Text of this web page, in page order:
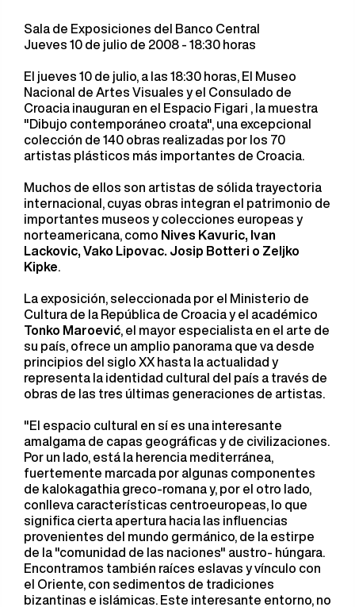
Sala de Exposiciones del Banco Central
Jueves 10 de julio de 2008 - 18:30 horas
El jueves 10 de julio, a las 18:30 horas, El Museo
Nacional de Artes Visuales y el Consulado de
Croacia inauguran en el Espacio Figari , la muestra
"Dibujo contemporáneo croata", una excepcional
colección de 140 obras realizadas por los 70
artistas plásticos más importantes de Croacia.
Muchos de ellos son artistas de sólida trayectoria
internacional, cuyas obras integran el patrimonio de
importantes museos y colecciones europeas y
norteamericana, como Nives Kavuric, Ivan
Lackovic, Vako Lipovac. Josip Botteri o Zeljko
Kipke
La exposición, seleccionada por el Ministerio de
Cultura de la República de Croacia y el académico
Tonko Maroević , el mayor especialista en el arte de
su país, ofrece un amplio panorama que va desde
principios del siglo XX hasta la actualidad y
representa la identidad cultural del país a través de
obras de las tres últimas generaciones de artistas.
"El espacio cultural en sí es una interesante
amalgama de capas geográficas y de civilizaciones.
Por un lado, está la herencia mediterránea,
fuertemente marcada por algunas componentes
de kalokagathia greco-romana y, por el otro lado,
conlleva características centroeuropeas, lo que
significa cierta apertura hacia las influencias
provenientes del mundo germánico, de la estirpe
de la "comunidad de las naciones" austro- húngara.
Encontramos también raíces eslavas y vínculo con
el Oriente, con sedimentos de tradiciones
bizantinas e islámicas. Este interesante entorno, no